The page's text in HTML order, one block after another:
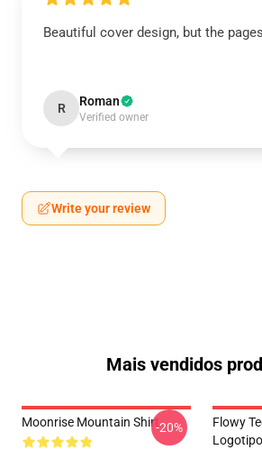
Beautiful cover design, but the
R Roman
Verified owner
Write your review
Mais vendidos
Moonrise Mountain Shirt-20%
Flowy